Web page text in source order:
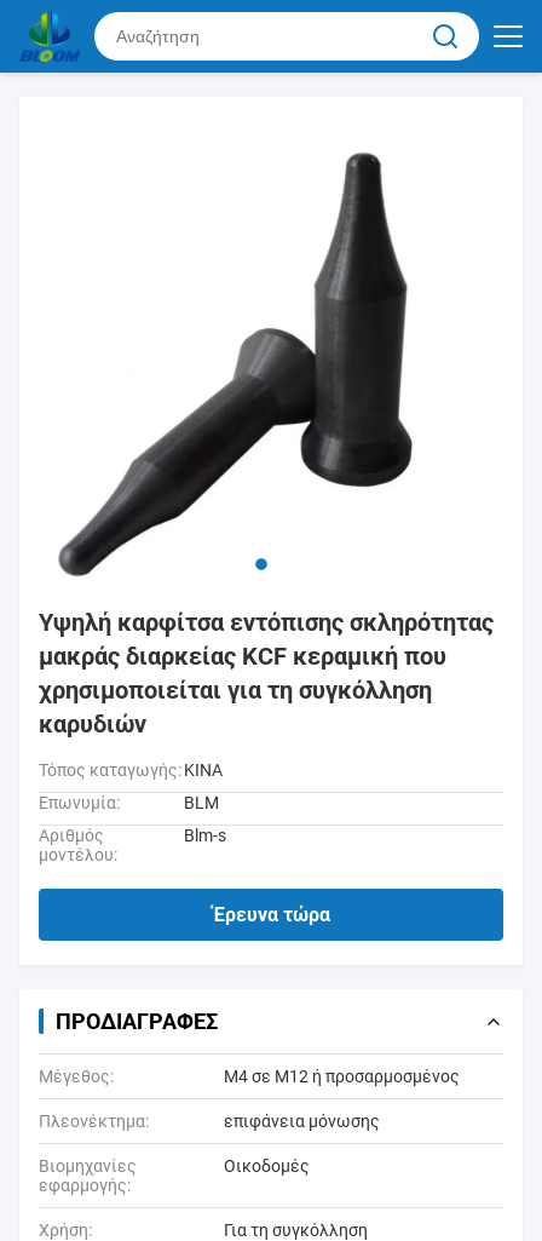
Υψηλή καρφίτσα εντόπισης σκληρότητας
μακράς διαρκείας KCF κεραμική που
χρησιμοποιείται για τη συγκόλληση
καρυδιών
Τόπος καταγωγής:ΚΙΝΑ
Επωνυμία:
BLM
Αριθμός
μοντέλου:
Blm-s
Έρευνα τώρα
ΠΡΟΔΙΑΓΡΑΦΈΣ
Μέγεθος: M4 σε M12 ή προσαρμοσμένος
Πλεονέκτημα: επιφάνεια μόνωσης
Βιομηχανίες
εφαρμογής:
Οικοδομές
Χρήση: Για τη συγκόλληση